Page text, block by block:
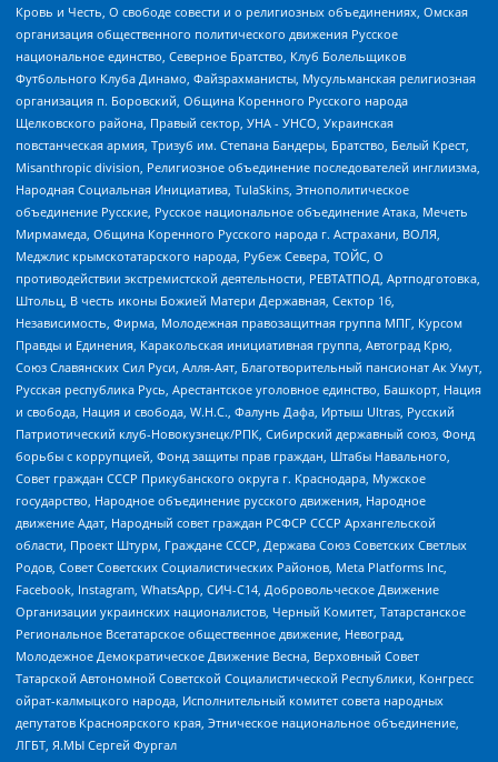
Кровь и Честь, О свободе совести и о религиозных объединениях, Омская
организация общественного политического движения Русское
национальное единство, Северное Братство, Клуб Болельщиков
Футбольного Клуба Динамо, Файзрахманисты, Мусульманская религиозная
организация п. Боровский, Община Коренного Русского народа
Щелковского района, Правый сектор, УНА - УНСО, Украинская
повстанческая армия, Тризуб им. Степана Бандеры, Братство, Белый Крест,
Misanthropic division, Религиозное объединение последователей инглиизма,
Народная Социальная Инициатива, TulaSkins, Этнополитическое
объединение Русские, Русское национальное объединение Атака, Мечеть
Мирмамеда, Община Коренного Русского народа г. Астрахани, ВОЛЯ,
Меджлис крымскотатарского народа, Рубеж Севера, ТОЙС, О
противодействии экстремистской деятельности, РЕВТАТПОД, Артподготовка,
Штольц, В честь иконы Божией Матери Державная, Сектор 16,
Независимость, Фирма, Молодежная правозащитная группа МПГ, Курсом
Правды и Единения, Каракольская инициативная группа, Автоград Крю,
Союз Славянских Сил Руси, Алля-Аят, Благотворительный пансионат Ак Умут,
Русская республика Русь, Арестантское уголовное единство, Башкорт, Нация
и свобода, Нация и свобода, W.H.С., Фалунь Дафа, Иртыш Ultras, Русский
Патриотический клуб-Новокузнецк/РПК, Сибирский державный союз, Фонд
борьбы с коррупцией, Фонд защиты прав граждан, Штабы Навального,
Совет граждан СССР Прикубанского округа г. Краснодара, Мужское
государство, Народное объединение русского движения, Народное
движение Адат, Народный совет граждан РСФСР СССР Архангельской
области, Проект Штурм, Граждане СССР, Держава Союз Советских Светлых
Родов, Совет Советских Социалистических Районов, Meta Platforms Inc,
Facebook, Instagram, WhatsApp, СИЧ-С14, Добровольческое Движение
Организации украинских националистов, Черный Комитет, Татарстанское
Региональное Всетатарское общественное движение, Невоград,
Молодежное Демократическое Движение Весна, Верховный Совет
Татарской Автономной Советской Социалистической Республики, Конгресс
ойрат-калмыцкого народа, Исполнительный комитет совета народных
депутатов Красноярского края, Этническое национальное объединение,
ЛГБТ, Я.МЫ Сергей Фургал